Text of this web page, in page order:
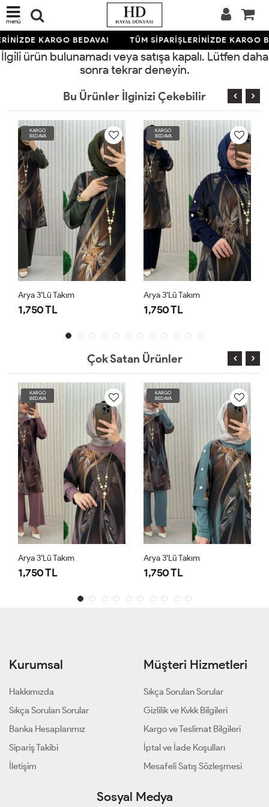
menü
KARGO BEDAVA! TÜM SİPARİŞLERİNİZDE KARGO
İlgili ürün bulunamadı veya satışa kapalı. Lütfen daha
sonra tekrar deneyin.
Bu Ürünler İlginizi Çekebilir
KARGO
BEDAVA
Arya 3’lü Takım
1,750 TL
KARGO
BEDAVA
Arya 3’lü Takım
1,750 TL
Çok Satan Ürünler
KARGO
BEDAVA
Arya 3’lü Takım
1,750 TL
KARGO
BEDAVA
Arya 3’lü Takım
1,750 TL
Kurumsal
Hakkımızda
Sıkça Sorulan Sorular
Banka Hesaplarımız
Sipariş Takibi
İletişim
Müşteri Hizmetleri
Sıkça Sorulan Sorular
Gizlilik ve Kvkk Bilgileri
Kargo ve Teslimat Bilgileri
İptal ve İade Koşulları
Mesafeli Satış Sözleşmesi
Sosyal Medya